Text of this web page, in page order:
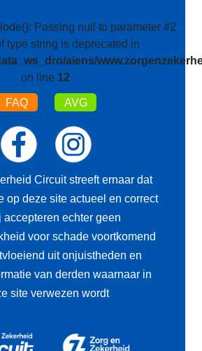
Passing null to parameter #2
type string is deprecated in
aiens/
on line 12
FAQ AVG
Circuit streeft ernaar dat
op deze site actueel en correct
accepteren echter geen
voor schade voortkomend
uit onjuistheden en
van derden waarnaar in
site verwezen wordt